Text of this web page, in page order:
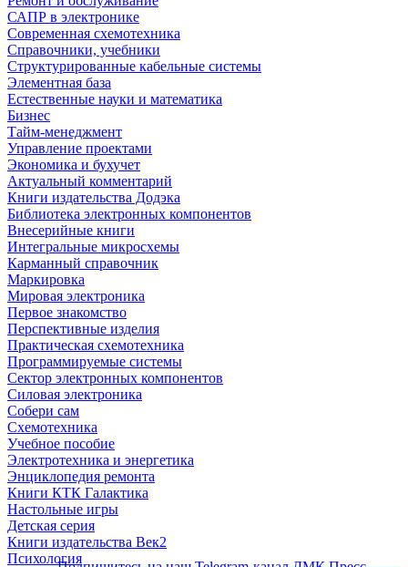
САПР в электронике
Современная схемотехника
Справочники, учебники
Структурированные кабельные системы
Элементная база
Естественные науки и математика
Бизнес
Тайм-менеджмент
Управление проектами
Экономика и бухучет
Актуальный комментарий
Книги издательства Додэка
Библиотека электронных компонентов
Внесерийные книги
Интегральные микросхемы
Карманный справочник
Маркировка
Мировая электроника
Первое знакомство
Перспективные изделия
Практическая схемотехника
Программируемые системы
Сектор электронных компонентов
Силовая электроника
Собери сам
Схемотехника
Учебное пособие
Электротехника и энергетика
Энциклопедия ремонта
Книги КТК Галактика
Настольные игры
Детская серия
Книги издательства Век2
Психология